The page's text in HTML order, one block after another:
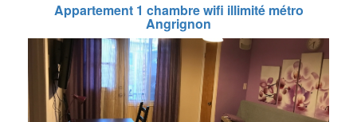
Appartement 1 chambre wifi illimité métro
Angrignon